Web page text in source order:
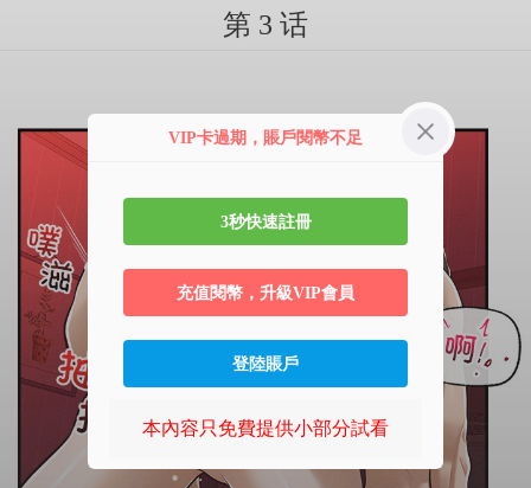
第 3 话
VIP卡過期，賬戶閱幣不足
3秒快速註冊
充值閱幣，升級VIP會員
登陸賬戶
本內容只免費提供小部分試看